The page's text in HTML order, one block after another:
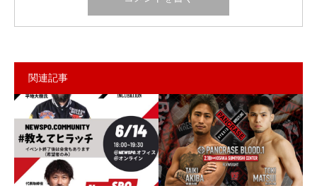
関連記事